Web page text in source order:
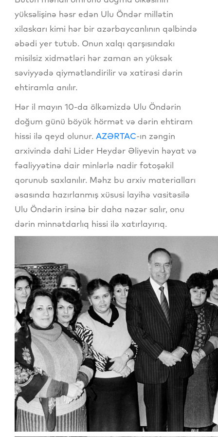
yüksəlişinə həsr edən Ulu Öndər millətin
xilaskarı kimi hər bir azərbaycanlının qəlbində
əbədi yer tutub. Onun xalqı qarşısındakı
misilsiz xidmətləri hər zaman ən yüksək
səviyyədə qiymətləndirilir və xatirəsi dərin
ehtiramla anılır.
Hər il mayın 10-da ölkəmizdə Ulu Öndərin
doğum günü böyük hörmət və dərin ehtiram
hissi ilə qeyd olunur. AZƏRTAC-ın zəngin
arxivində dahi Lider Heydər Əliyevin həyat və
fəaliyyətinə dair minlərlə nadir fotoşəkil
qorunub saxlanılır. Məhz bu arxiv materialları
əsasında hazırlanmış xüsusi layihə vasitəsilə
Ulu Öndərin irsinə bir daha nəzər salır, onu
dərin minnətdarlıq hissi ilə xatırlayırıq.